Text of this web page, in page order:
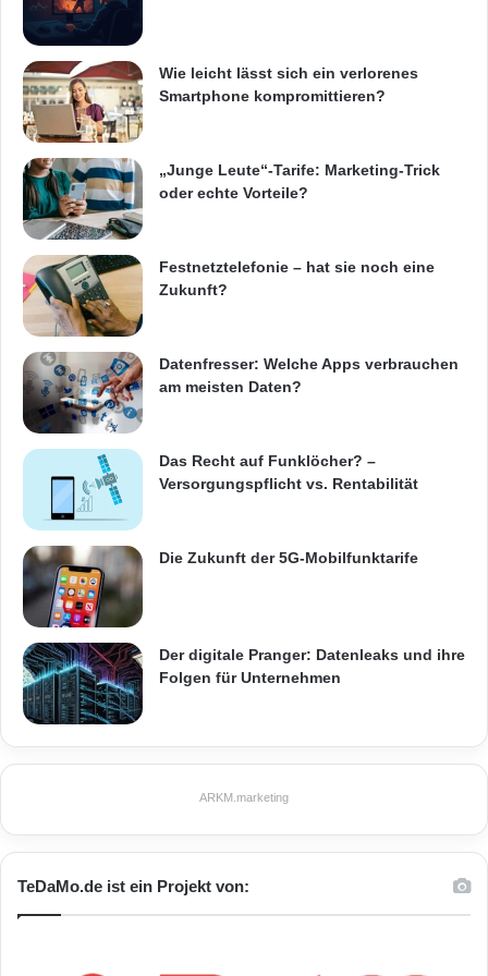
Quelle: ots
Energiespartipps Erdgas
Jahresrechnung per Web-App
Nachzahlungen
Wie leicht lässt sich ein verlorenes
Smartphone kompromittieren?
„Junge Leute“-Tarife: Marketing-Trick
oder echte Vorteile?
Festnetztelefonie – hat sie noch eine
Zukunft?
Datenfresser: Welche Apps verbrauchen
am meisten Daten?
Das Recht auf Funklöcher? –
Versorgungspflicht vs. Rentabilität
Die Zukunft der 5G-Mobilfunktarife
Der digitale Pranger: Datenleaks und ihre
Folgen für Unternehmen
ARKM.marketing
TeDaMo.de ist ein Projekt von: